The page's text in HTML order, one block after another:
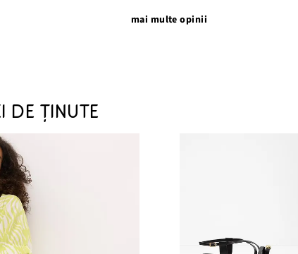
mai multe opinii
DE ȚINUTE